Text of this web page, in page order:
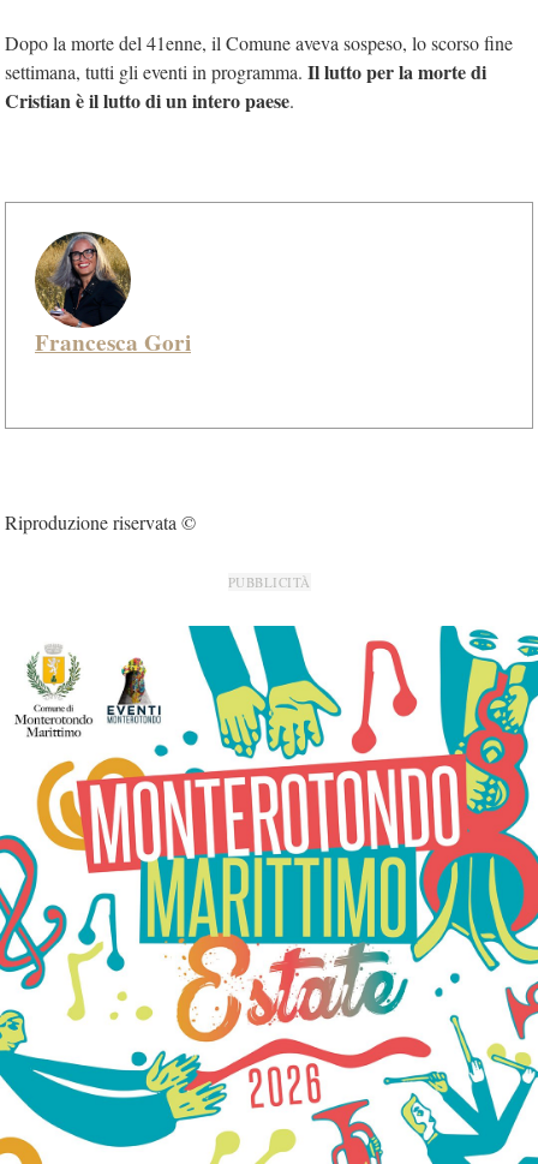
Dopo la morte del 41enne, il Comune aveva sospeso, lo scorso fine
settimana, tutti gli eventi in programma. Il lutto per la morte di
Cristian è il lutto di un intero paese.
Francesca Gori
Riproduzione riservata ©
PUBBLICITÀ